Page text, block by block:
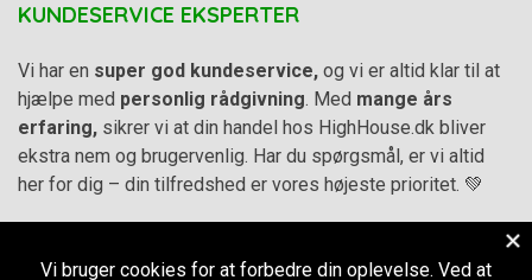
KUNDESERVICE EKSPERTER
Vi har en super god kundeservice, og vi er altid klar til at
hjælpe med personlig rådgivning. Med mange års
erfaring, sikrer vi at din handel hos HighHouse.dk bliver
ekstra nem og brugervenlig. Har du spørgsmål, er vi altid
her for dig – din tilfredshed er vores højeste prioritet. 💚